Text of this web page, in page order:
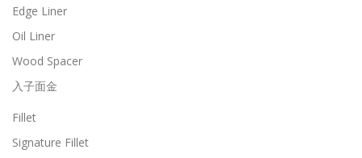
Edge Liner
Oil Liner
Wood Spacer
入子面金
Fillet
Signature Fillet